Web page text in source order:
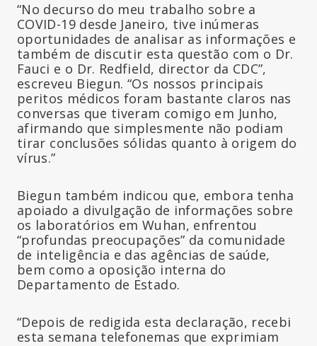
“No decurso do meu trabalho sobre a
COVID-19 desde Janeiro, tive inúmeras
oportunidades de analisar as informações e
também de discutir esta questão com o Dr.
Fauci e o Dr. Redfield, director da CDC”,
escreveu Biegun. “Os nossos principais
peritos médicos foram bastante claros nas
conversas que tiveram comigo em Junho,
afirmando que simplesmente não podiam
tirar conclusões sólidas quanto à origem do
vírus.”
Biegun também indicou que, embora tenha
apoiado a divulgação de informações sobre
os laboratórios em Wuhan, enfrentou
“profundas preocupações” da comunidade
de inteligência e das agências de saúde,
bem como a oposição interna do
Departamento de Estado.
“Depois de redigida esta declaração, recebi
esta semana telefonemas que exprimiam